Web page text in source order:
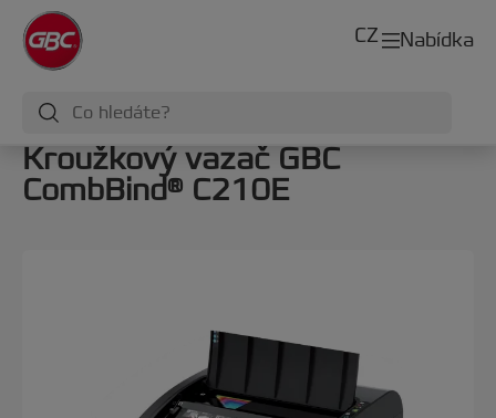
Nabídka
CZ
Kroužkový vazač GBC
CombBind® C210E